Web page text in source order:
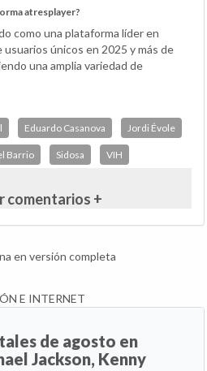
atresplayer?
como una plataforma líder en
usuarios únicos en 2025 y más de
una amplia variedad de
Eduardo Casanova Jordi Évole
Barrio Sidosa VIH
comentarios +
en versión completa
E INTERNET
de agosto en
Jackson, Kenny